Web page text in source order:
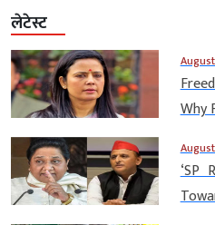
लेटेस्ट
Why
‘SP